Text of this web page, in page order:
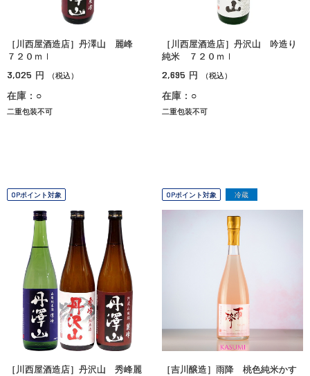
［川西屋酒造店］丹澤山 麗峰
７２０ｍｌ
3,025 円 （税込）
在庫：○
二重包装不可
［川西屋酒造店］丹沢山 吟造り
純米 ７２０ｍｌ
2,695 円 （税込）
在庫：○
二重包装不可
OPポイント対象
［川西屋酒造店］丹沢山 秀峰麗
OPポイント対象 冷蔵
［吉川醸造］雨降 桃色純米かす